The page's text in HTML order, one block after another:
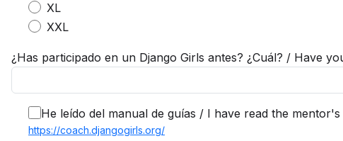
XL
XXL
¿Has participado en un Django Girls antes? ¿Cuál? / Have
He leído del manual de guías / I have read the mentor's
https://coach.djangogirls.org/